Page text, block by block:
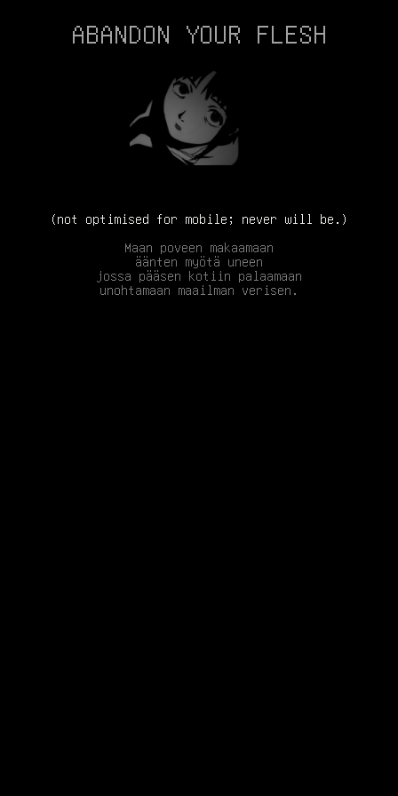
ABANDON YOUR FLESH
(not optimised for mobile; never will be.)
Maan poveen makaamaan
äänten myötä uneen
jossa pääsen kotiin palaamaan
unohtamaan maailman verisen.